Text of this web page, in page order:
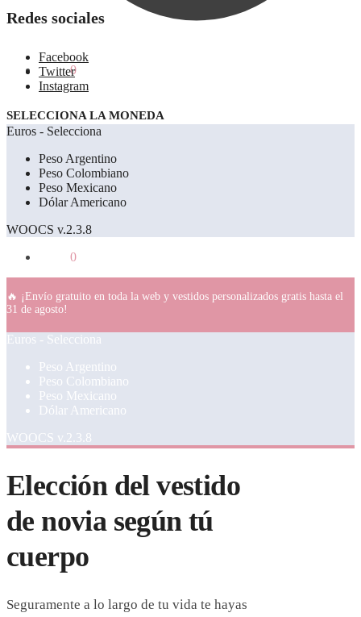
0.00€ 0
Redes sociales
Facebook
Twitter
Instagram
SELECCIONA LA MONEDA
Euros - Selecciona
Peso Argentino
Peso Colombiano
Peso Mexicano
Dólar Americano
WOOCS v.2.3.8
0
🔥 ¡Envío gratuito en toda la web y vestidos personalizados gratis hasta el
31 de agosto!
Euros - Selecciona
Peso Argentino
Peso Colombiano
Peso Mexicano
Dólar Americano
WOOCS v.2.3.8
Elección del vestido
de novia según tú
cuerpo
Seguramente a lo largo de tu vida te hayas